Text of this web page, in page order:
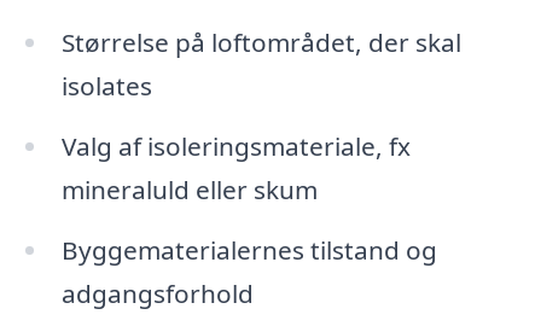
Størrelse på loftområdet, der skal
isolates
Valg af isoleringsmateriale, fx
mineraluld eller skum
Byggematerialernes tilstand og
adgangsforhold